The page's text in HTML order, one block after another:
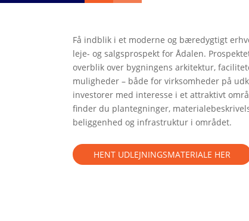
Få indblik i et moderne og bæredygtigt
leje- og salgsprospekt for Ådalen.
overblik over bygningens arkitektur,
muligheder – både for virksomheder på
investorer med interesse i et attraktivt
finder du plantegninger,
beliggenhed og infrastruktur i området.
HENT UDLEJNINGSMATERIALE HER